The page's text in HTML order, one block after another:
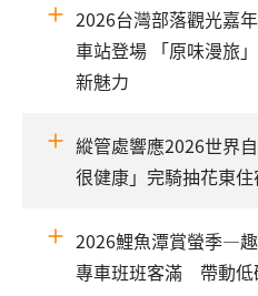
2026台灣部落觀光嘉
車站登場 「原味漫旅
新魅力
縱管處響應2026世界
很健康」完騎抽花東
2026鯉魚潭賞螢季—
專車班班客滿 帶動低